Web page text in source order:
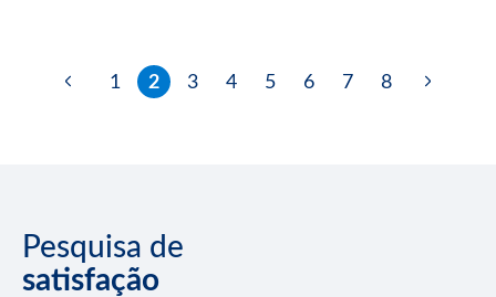
1 2 3 4 5 6 7 8
Pesquisa de
satisfação